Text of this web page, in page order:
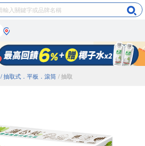
/ 抽取式．平板．滾筒 / 抽取